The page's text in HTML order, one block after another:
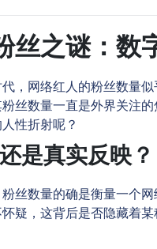
丝之谜：数
，网络红人的粉丝数量
丝数量一直是外界关注
性折射呢？
是真实反映？
丝数量的确是衡量一个
疑，这背后是否隐藏着